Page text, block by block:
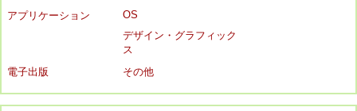
アプリケーション
OS
デザイン・グラフィック
ス
電子出版
その他